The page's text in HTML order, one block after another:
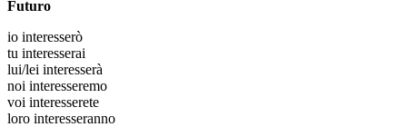
Futuro
io interesserò
tu interesserai
lui/lei interesserà
noi interesseremo
voi interesserete
loro interesseranno